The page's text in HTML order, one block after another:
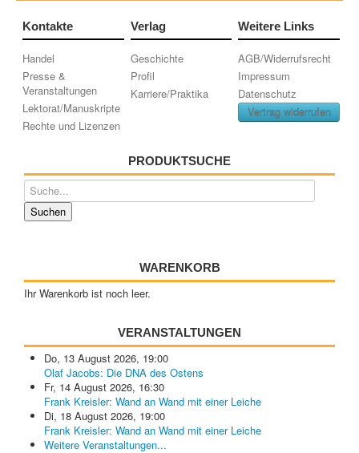
Kontakte
Handel
Presse &
Veranstaltungen
Lektorat/Manuskripte
Rechte und Lizenzen
Verlag
Geschichte
Profil
Karriere/Praktika
Weitere Links
AGB/Widerrufsrecht
Impressum
Datenschutz
Vertrag widerrufen
PRODUKTSUCHE
WARENKORB
Ihr Warenkorb ist noch leer.
VERANSTALTUNGEN
Do, 13 August 2026, 19:00
Olaf Jacobs: Die DNA des Ostens
Fr, 14 August 2026, 16:30
Frank Kreisler: Wand an Wand mit einer Leiche
Di, 18 August 2026, 19:00
Frank Kreisler: Wand an Wand mit einer Leiche
Weitere Veranstaltungen...